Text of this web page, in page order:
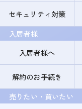
セキュリティ対策
入居者様
入居者様へ
解約のお手続き
売りたい・買いたい